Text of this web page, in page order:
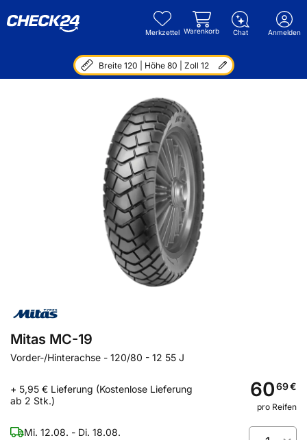
Merkzettel Warenkorb Chat Anmelden
Breite 120 | Höhe 80 | Zoll 12
Mitas MC-19
Vorder-/Hinterachse - 120/80 - 12 55 J
+ 5,95 € Lieferung (Kostenlose Lieferung
ab 2 Stk.)
6069€
pro Reifen
Mi. 12.08. - Di. 18.08.